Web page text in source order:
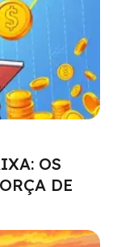
OS
DE